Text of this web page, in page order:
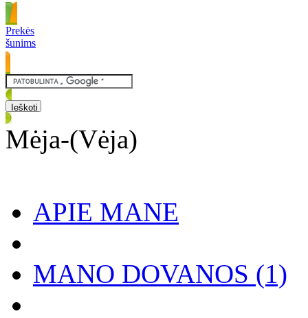
Prekės
šunims
Mėja-(Vėja)
APIE MANE
MANO DOVANOS (1)